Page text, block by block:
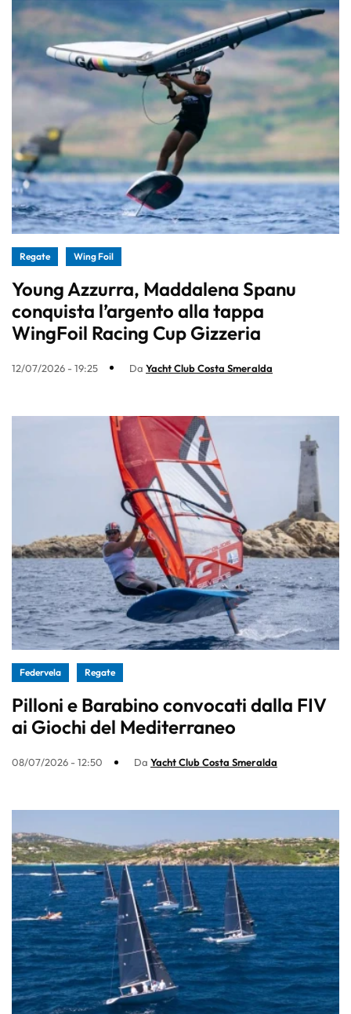
Regate Wing Foil
Young Azzurra, Maddalena Spanu
conquista l’argento alla tappa
WingFoil Racing Cup Gizzeria
12/07/2026 - 19:25 Da Yacht Club Costa Smeralda
Federvela Regate
Pilloni e Barabino convocati dalla FIV
ai Giochi del Mediterraneo
08/07/2026 - 12:50 Da Yacht Club Costa Smeralda